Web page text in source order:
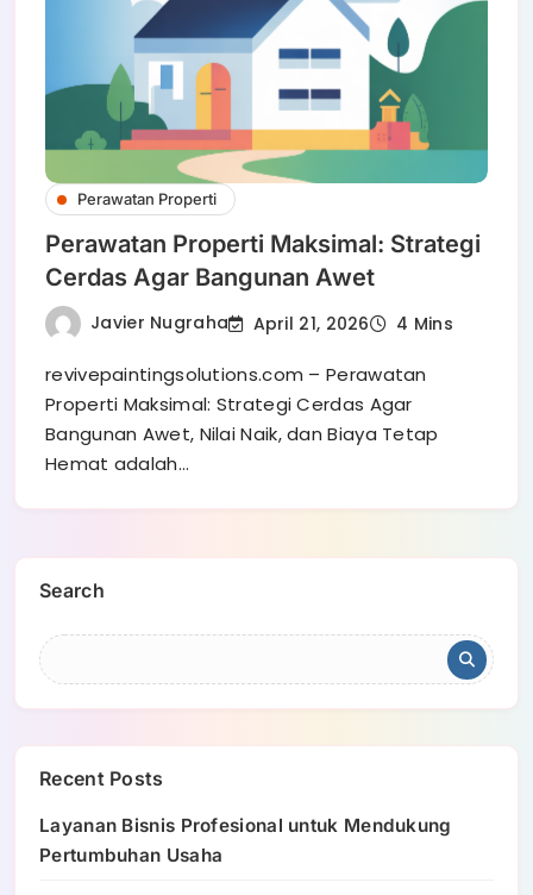
Perawatan Properti
Perawatan Properti Maksimal: Strategi
Cerdas Agar Bangunan Awet
Javier Nugraha April 21, 2026 4 Mins
revivepaintingsolutions.com – Perawatan
Properti Maksimal: Strategi Cerdas Agar
Bangunan Awet, Nilai Naik, dan Biaya Tetap
Hemat adalah…
Search
Recent Posts
Layanan Bisnis Profesional untuk Mendukung
Pertumbuhan Usaha